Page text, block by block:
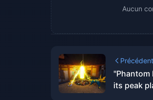
Aucun
Précédent
its peak